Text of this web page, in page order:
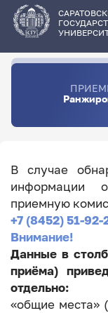
основному
содержанию
В случае
информации
приемную
+7 (8452) 51-92-
Внимание!
Данные в
приёма)
отдельно:
«общие места»